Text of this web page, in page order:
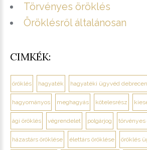
Törvényes öröklés
Öröklésről általánosan
CIMKÉK:
öröklés hagyaték hagyatéki ügyvéd debrecen
hagyományos meghagyás kötelesrész
ági öröklés végrendelet polgárjog törvényes
házastárs öröklése élettárs öröklése öröklés